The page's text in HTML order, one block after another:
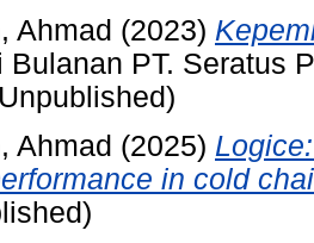
Ahmad (2023)
Bulanan PT. Seratus
Ahmad (2025)
in cold